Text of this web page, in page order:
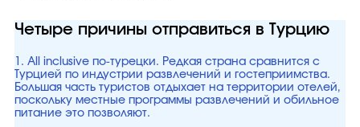
Четыре причины отправиться в Турцию
1. All inclusive по-турецки. Редкая страна сравнится с
Турцией по индустрии развлечений и гостеприимства.
Большая часть туристов отдыхает на территории отелей,
поскольку местные программы развлечений и обильное
питание это позволяют.